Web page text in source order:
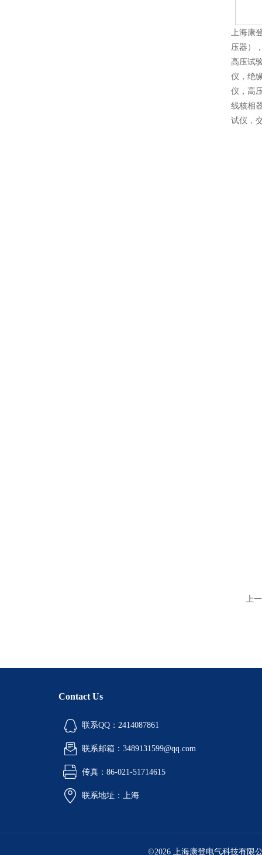
上海康
压器）
高压试
仪，绝
仪，高
线核相
试仪，
上
Contact Us
联系QQ：2414087861
联系邮箱：3489131599@qq.com
传真：86-021-51714615
联系地址：上海
©2026 上海康登电气科技有限